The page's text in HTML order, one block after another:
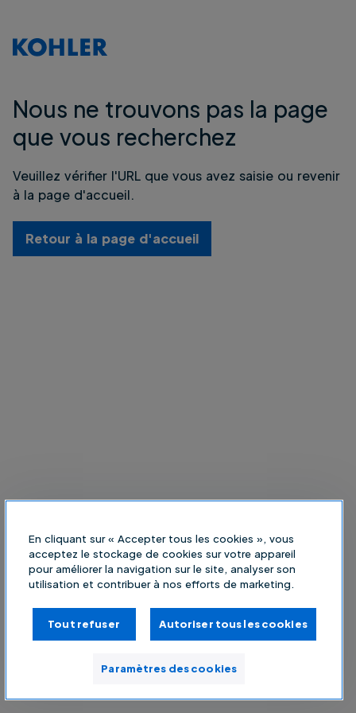
Nous ne trouvons pas la page
que vous recherchez
Veuillez vérifier l'URL que vous avez saisie ou revenir
à la page d'accueil.
Retour à la page d'accueil
En cliquant sur « Accepter tous les cookies », vous
acceptez le stockage de cookies sur votre appareil
pour améliorer la navigation sur le site, analyser son
utilisation et contribuer à nos efforts de marketing.
Tout refuser Autoriser tous les cookies
Paramètres des cookies